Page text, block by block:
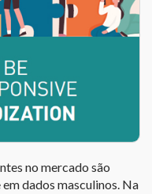
no mercado são
dados masculinos. Na